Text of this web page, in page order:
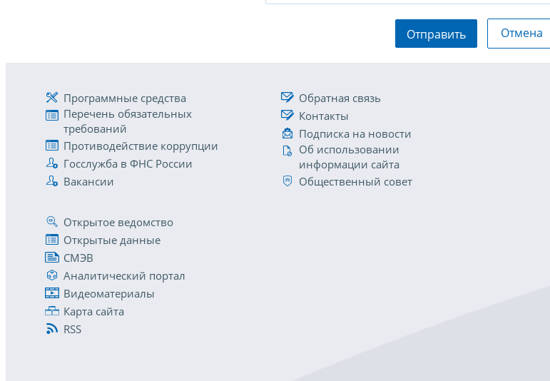
Отправить Отмена
Программные средства
Перечень обязательных
требований
Противодействие коррупции
Госслужба в ФНС России
Вакансии
Обратная связь
Контакты
Подписка на новости
Об использовании
информации сайта
Общественный совет
Открытое ведомство
Открытые данные
СМЭВ
Аналитический портал
Видеоматериалы
Карта сайта
RSS